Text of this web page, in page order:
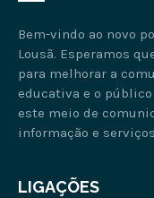
Bem-vindo ao novo
Lousã. Esperamos
para melhorar a
educativa e o
este meio de
informação e
LIGAÇÕES